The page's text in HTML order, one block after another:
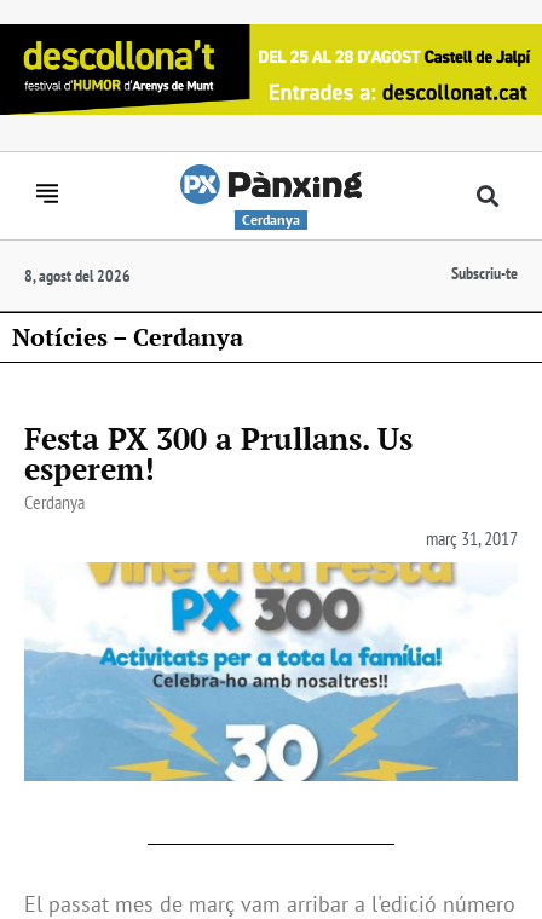
Cerdanya
8, agost del 2026 Subscriu-te
Notícies – Cerdanya
Festa PX 300 a Prullans. Us
esperem!
Cerdanya
març 31, 2017
El passat mes de març vam arribar a l'edició número